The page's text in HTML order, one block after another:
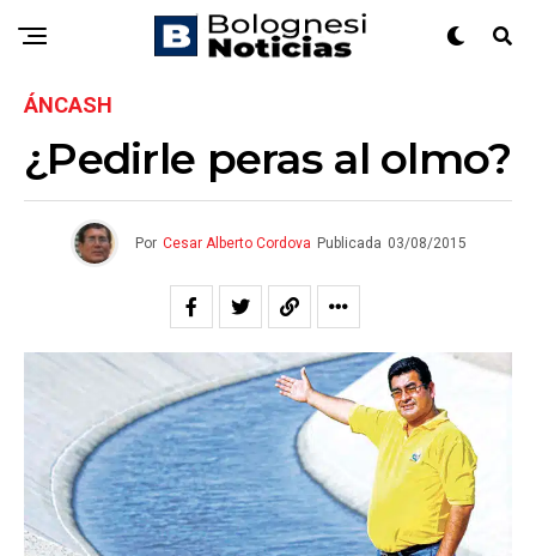
ÁNCASH
¿Pedirle peras al olmo?
Por Cesar Alberto Cordova Publicada 03/08/2015